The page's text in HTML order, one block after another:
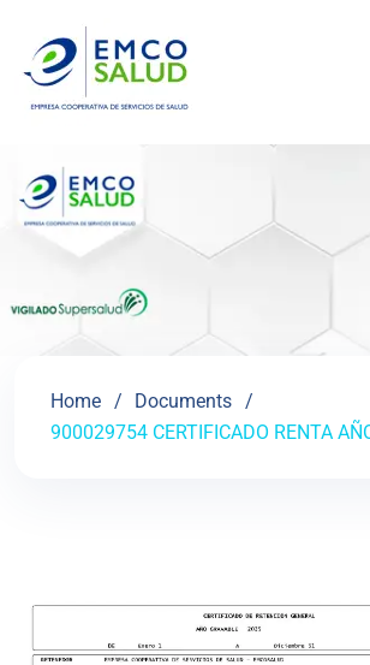
Home
Documents
900029754 CERTIFICADO RENTA